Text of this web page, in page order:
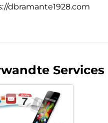
dbramante1928.com
Services